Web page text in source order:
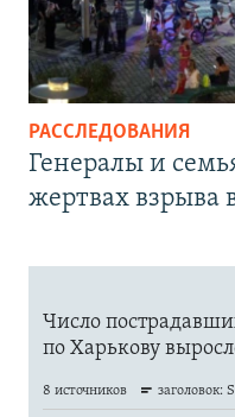
РАССЛЕДОВАНИЯ
Генералы и
жертвах взрыва